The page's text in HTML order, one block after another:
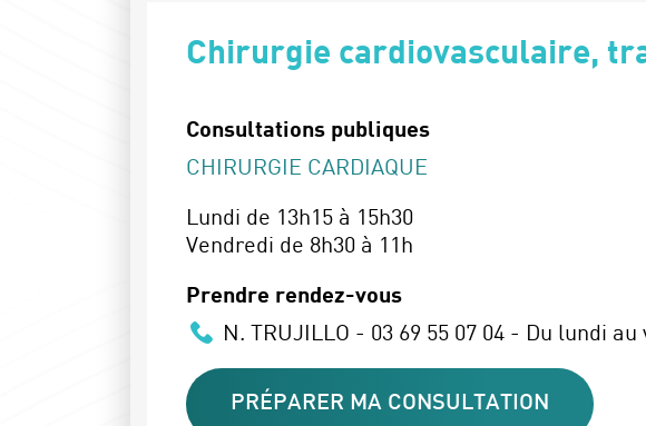
Chirurgie cardiovasculaire,
Consultations publiques
CHIRURGIE CARDIAQUE
Lundi de 13h15 à 15h30
Vendredi de 8h30 à 11h
Prendre rendez-vous
N. TRUJILLO - 03 69 55 07 04 - Du lundi
PRÉPARER MA CONSULTATION